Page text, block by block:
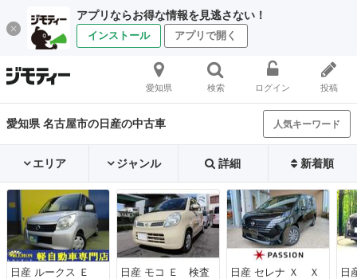
アプリならお得な情報を見逃さない！
インストール アプリで開く
愛知県 検索 ログイン 投稿
愛知県 名古屋市の日産の中古車 人気キーワード
エリア ジャンル 詳細 新着順
日産 ルークス Ｅ
日産 モコ Ｅ 検査
日産 セレナ Ｘ Ｘ
日